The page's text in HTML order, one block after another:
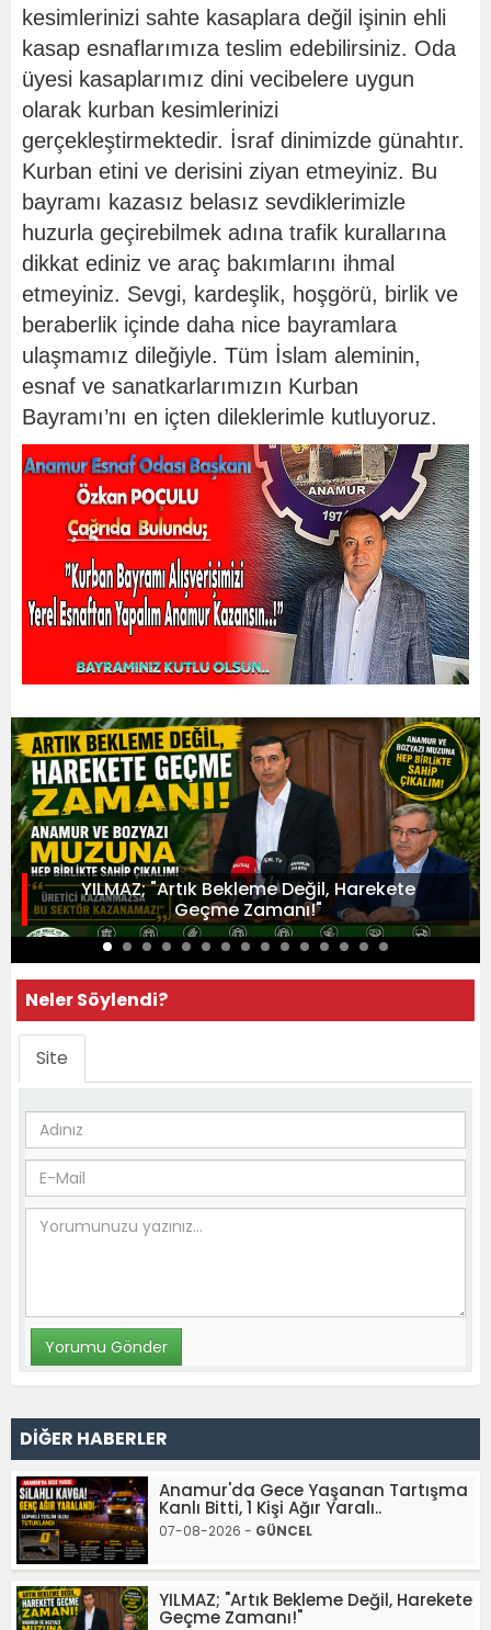
kesimlerinizi sahte kasaplara değil işinin ehli
kasap esnaflarımıza teslim edebilirsiniz. Oda
üyesi kasaplarımız dini vecibelere uygun
olarak kurban kesimlerinizi
gerçekleştirmektedir. İsraf dinimizde günahtır.
Kurban etini ve derisini ziyan etmeyiniz. Bu
bayramı kazasız belasız sevdiklerimizle
huzurla geçirebilmek adına trafik kurallarına
dikkat ediniz ve araç bakımlarını ihmal
etmeyiniz. Sevgi, kardeşlik, hoşgörü, birlik ve
beraberlik içinde daha nice bayramlara
ulaşmamız dileğiyle. Tüm İslam aleminin,
esnaf ve sanatkarlarımızın Kurban
Bayramı’nı en içten dileklerimle kutluyoruz.
YILMAZ; "Artık Bekleme Değil, Harekete
Geçme Zamanı!"
Neler Söylendi?
Site
DİĞER HABERLER
Anamur'da Gece Yaşanan Tartışma
Kanlı Bitti, 1 Kişi Ağır Yaralı..
07-08-2026 - GÜNCEL
YILMAZ; "Artık Bekleme Değil, Harekete
Geçme Zamanı!"